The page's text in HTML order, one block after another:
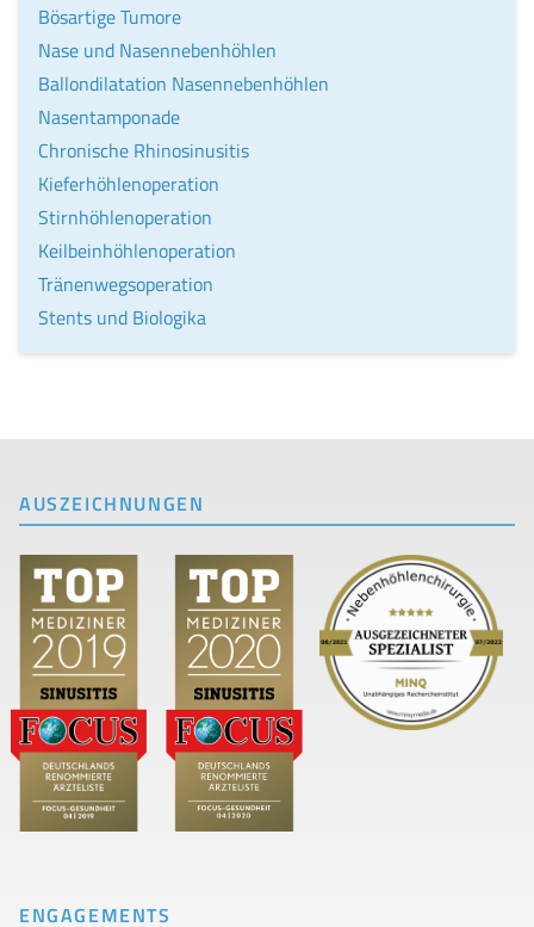
Bösartige Tumore
Nase und Nasennebenhöhlen
Ballondilatation Nasennebenhöhlen
Nasentamponade
Chronische Rhinosinusitis
Kieferhöhlenoperation
Stirnhöhlenoperation
Keilbeinhöhlenoperation
Tränenwegsoperation
Stents und Biologika
AUSZEICHNUNGEN
ENGAGEMENTS